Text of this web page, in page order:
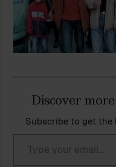
Discover
Subscribe to get the
Type your email…